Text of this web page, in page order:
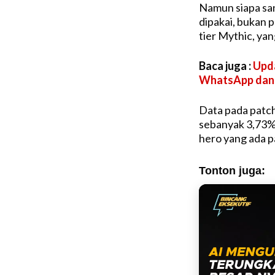
Namun siapa
dipakai, bukan
tier Mythic,
Baca juga :
WhatsApp dan
Data pada
sebanyak
hero yang ada
Tonton juga: